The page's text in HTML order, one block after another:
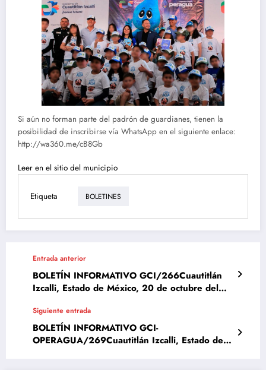
Si aún no forman parte del padrón de guardianes, tienen la
posibilidad de inscribirse vía WhatsApp en el siguiente enlace:
http://wa360.me/cB8Gb
Leer en el sitio del municipio
Etiqueta BOLETINES
Entrada anterior
BOLETÍN INFORMATIVO GCI/266Cuautitlán
Izcalli, Estado de México, 20 de octubre del
Siguiente entrada
BOLETÍN INFORMATIVO GCI-
OPERAGUA/269Cuautitlán Izcalli, Estado de